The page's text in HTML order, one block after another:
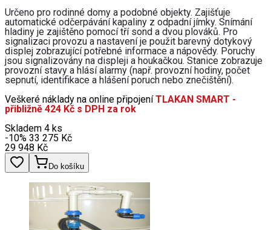
Určeno pro rodinné domy a podobné objekty. Zajišťuje
automatické odčerpávání kapaliny z odpadní jímky. Snímání
hladiny je zajištěno pomocí tří sond a dvou plováků. Pro
signalizaci provozu a nastavení je použit barevný dotykový
displej zobrazující potřebné informace a nápovědy. Poruchy
jsou signalizovány na displeji a houkačkou. Stanice zobrazuje
provozní stavy a hlásí alarmy (např. provozní hodiny, počet
sepnutí, identifikace a hlášení poruch nebo znečištění).
Veškeré náklady na online připojeníTLAKAN SMART -
přibližně 424 Kč s DPH za rok
Skladem 4 ks
-10% 33 275 Kč
29 948 Kč
Do košíku